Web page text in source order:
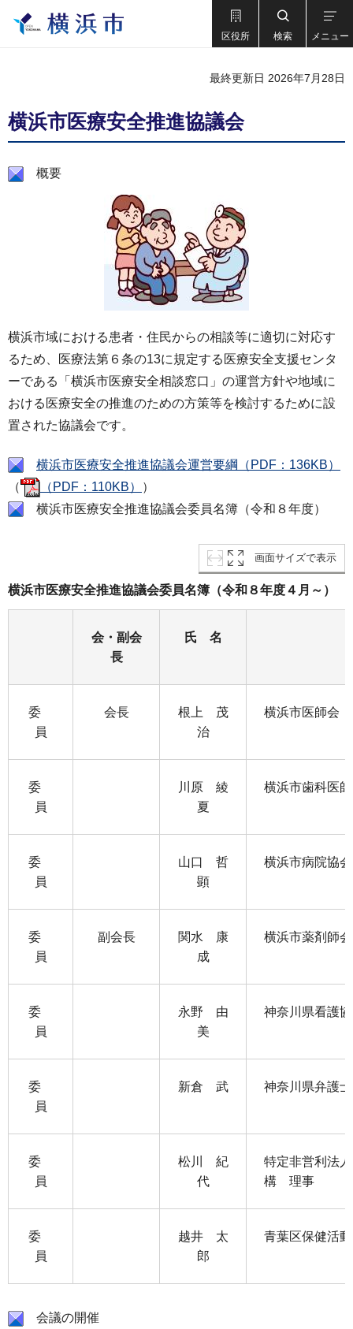
区役所 検索 メニュー
最終更新日 2026年7月28日
横浜市医療安全推進協議会
概要
横浜市域における患者・住民からの相談等に適切に対応す
るため、医療法第６条の13に規定する医療安全支援センタ
ーである「横浜市医療安全相談窓口」の運営方針や地域に
おける医療安全の推進のための方策等を検討するために設
置された協議会です。
横浜市医療安全推進協議会運営要綱（PDF：136KB）
（
（PDF：110KB）
）
横浜市医療安全推進協議会委員名簿（令和８年度）
画面サイズで表示
横浜市医療安全推進協議会委員名簿（令和８年度４月～）
会・副会
長
氏 名
委
員
会長
根上 茂
治
横浜市医師会
委
員
川原 綾
夏
横浜市歯科医
委
員
山口 哲
顕
横浜市病
委
員
副会長
関水 康
成
横浜市薬剤師
委
員
永野 由
美
神奈川県看護
委
員
新倉 武 神奈川県弁護
委
員
松川 紀
代
特定非営利法
構 理事
委
員
越井 太
郎
青葉区保健活
会議の開催